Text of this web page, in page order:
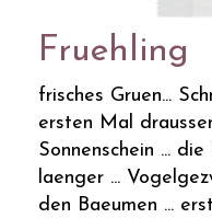
Fruehling
frisches Gruen...
ersten Mal
Sonnenschein ...
laenger ...
den Baeumen ...